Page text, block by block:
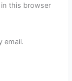
this browser
email.